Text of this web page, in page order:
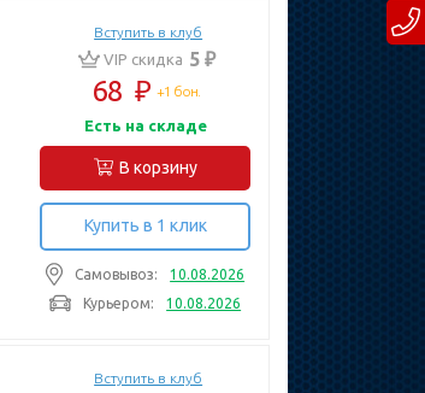
Вступить в клуб
VIP скидка 5 ₽
68 ₽ +1 бон.
Есть на складе
В корзину
Купить в 1 клик
Самовывоз:
10.08.2026
Курьером:
10.08.2026
Вступить в клуб